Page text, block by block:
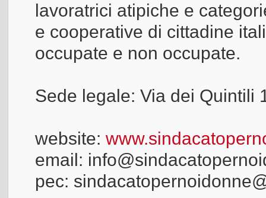
lavoratrici atipiche e
e cooperative di cittadine
occupate e non occupate.
Sede legale: Via dei Quintili
website:
email:
pec: